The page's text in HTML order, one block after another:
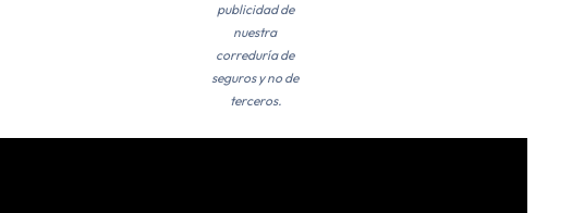
publicidad de
nuestra
correduría de
seguros y no de
terceros.